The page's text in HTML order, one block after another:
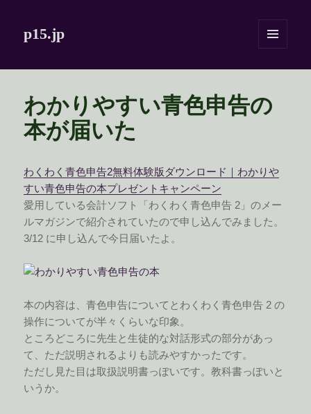
p15.jp
わかりやすい青色申告の
本が届いた
わくわく青色申告2無料体験版ダウンロード｜わかりや
すい青色申告の本プレゼントキャンペーン
愛用している会計ソフト「わくわく青色申告 2」のメー
ルマガジンで紹介されていたので申し込んでみました。
3/12 に申し込んで今日届いたよ。
本の内容は、青色申告についてとわくわく青色申告 2 の
操作についてが半々くらいな印象。
ところどころに先生と生徒的な対話形式の部分があっ
て、ただ説明されるよりも読みやすかったです。
ただし見た目は取扱説明書っぽいです。教科書っぽいと
いうか。